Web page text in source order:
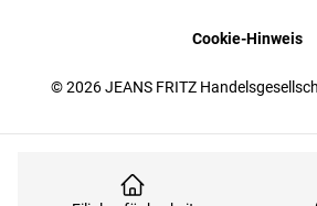
© 2026 JEANS FRITZ
Cookie-Hinweis